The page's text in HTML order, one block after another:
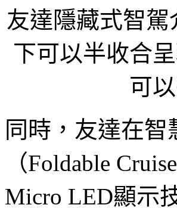
友達隱藏式智駕
下可以半收合
可
同時，友達在
（Foldable
Micro LED顯示